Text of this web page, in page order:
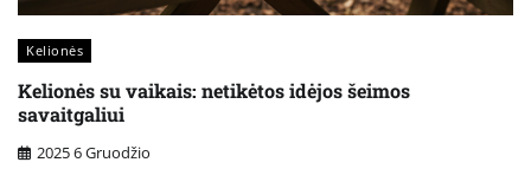
Kelionės
Kelionės su vaikais: netikėtos idėjos šeimos
savaitgaliui
2025 6 Gruodžio